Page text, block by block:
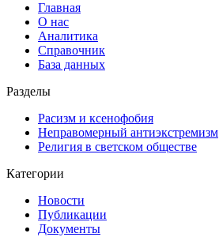
Главная
О нас
Аналитика
Справочник
База данных
Разделы
Расизм и ксенофобия
Неправомерный антиэкстремизм
Религия в светском обществе
Категории
Новости
Публикации
Документы